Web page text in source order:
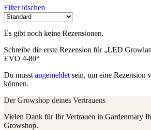
Filter löschen
Es gibt noch keine Rezensionen.
Schreibe die erste Rezension für „LED
EVO 4-80“
Du musst angemeldet sein, um eine Rezension
können.
Der Growshop deines Vertrauens
Vielen Dank für Ihr Vertrauen in Gardenmary
Growshop.